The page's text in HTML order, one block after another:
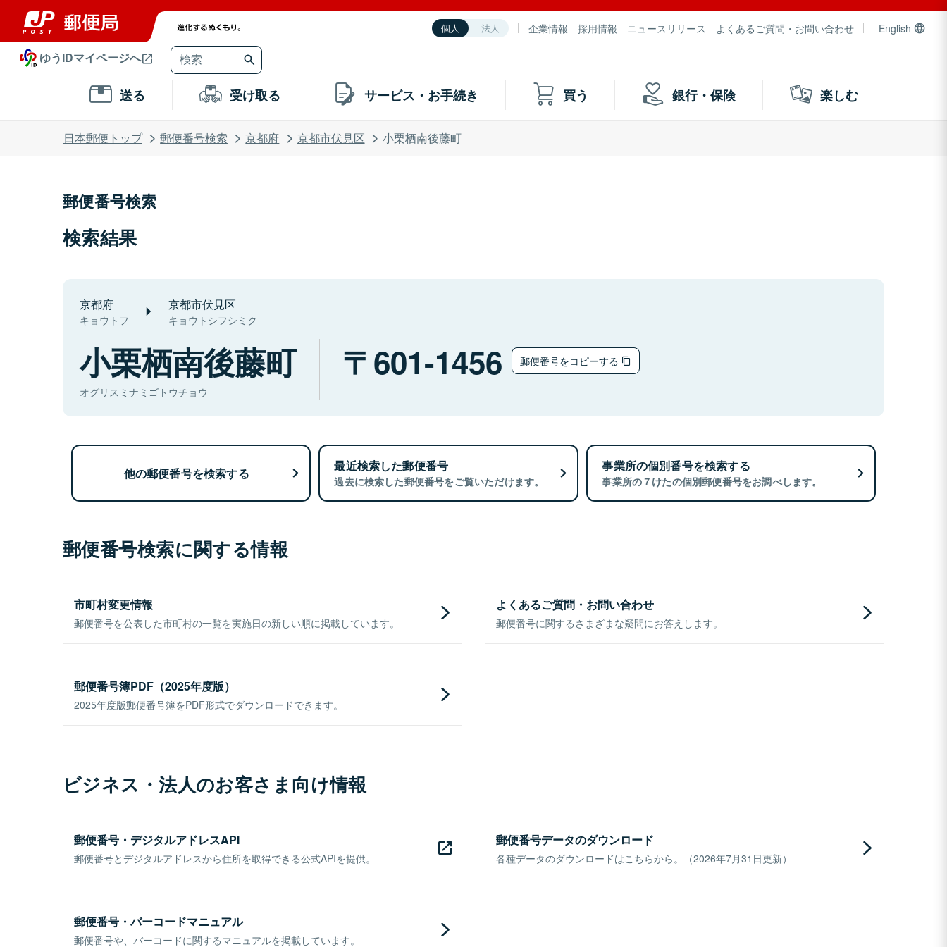
個人 法人 企業情報 採用情報 ニュースリリース よくあるご質問・お問い合わせ English
ゆうIDマイページへ
送る 受け取る サービス・お手続き 買う 銀行・保険 楽しむ
日本郵便トップ 郵便番号検索 京都府 京都市伏見区 小栗栖南後藤町
郵便番号検索
検索結果
京都府
キョウトフ
京都市伏見区
キョウトシフシミク
小栗栖南後藤町
オグリスミナミゴトウチョウ
601-1456 郵便番号をコピーする
他の郵便番号を検索する 最近検索した郵便番号
過去に検索した郵便番号をご覧いただけます。
事業所の個別番号を検索する
事業所の７けたの個別郵便番号をお調べします。
郵便番号検索に関する情報
市町村変更情報
郵便番号を公表した市町村の一覧を実施日の新しい順に掲載しています。
よくあるご質問・お問い合わせ
郵便番号に関するさまざまな疑問にお答えします。
郵便番号簿PDF（2025年度版）
2025年度版郵便番号簿をPDF形式でダウンロードできます。
ビジネス・法人のお客さま向け情報
郵便番号・デジタルアドレスAPI
郵便番号とデジタルアドレスから住所を取得できる公式APIを提供。
郵便番号データのダウンロード
各種データのダウンロードはこちらから。（2026年7月31日更新）
郵便番号・バーコードマニュアル
郵便番号や、バーコードに関するマニュアルを掲載しています。